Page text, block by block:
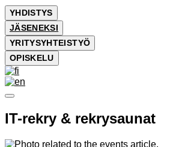
YHDISTYS
JÄSENEKSI
YRITYSYHTEISTYÖ
OPISKELU
IT-rekry & rekrysaunat